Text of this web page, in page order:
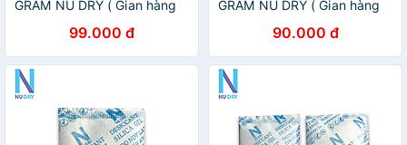
GRAM NU DRY ( Gian hàng
phẩm quần áo dày dép
đóng túi 1kg
99.000 đ
GRAM NU DRY ( Gian hàng
ảnh túi xách quần áo giày
dép nhà kho đóng túi 1kg
90.000 đ